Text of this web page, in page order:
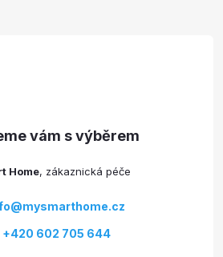
Home
@mysmarthome.cz
+420 602 705 644